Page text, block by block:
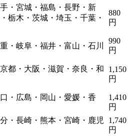
・宮城・福島・長野・新
栃木・茨城・埼玉・千葉・
880
円
・岐阜・福井・富山・石川
990
円
都・大阪・滋賀・奈良・和
1,150
円
・広島・岡山・愛媛・香
1,410
円
・長崎・熊本・宮崎・鹿児
1,740
円